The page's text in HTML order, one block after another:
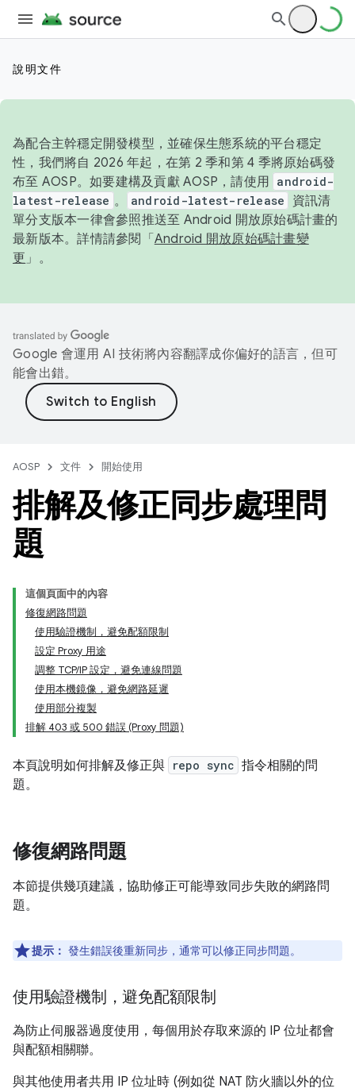
說明文件
為配合主幹穩定開發模型，並確保生態系統的平台穩定
性，我們將自 2026 年起，在第 2 季和第 4 季將原始碼發
布至 AOSP。如要建構及貢獻 AOSP，請使用 android-
latest-release 。 android-latest-release
資訊清
單分支版本一律會參照推送至 Android 開放原始碼計畫的
最新版本。詳情請參閱「 Android 開放原始碼計畫變
更 」。
Google 會運用 AI 技術將內容翻譯成你偏好的語言，但可
能會出錯。
AOSP 文件 開始使用
排解及修正同步處理問
題
這個頁面中的內容
修復網路問題
使用驗證機制，避免配額限制
設定 Proxy 用途
調整 TCP/IP 設定，避免連線問題
使用本機鏡像，避免網路延遲
使用部分複製
排解 403 或 500 錯誤 (Proxy 問題)
本頁說明如何排解及修正與 repo sync 指令相關的問
題。
修復網路問題
本節提供幾項建議，協助修正可能導致同步失敗的網路問
題。
提示： 發生錯誤後重新同步，通常可以修正同步問題。
使用驗證機制，避免配額限制
為防止伺服器過度使用，每個用於存取來源的 IP 位址都會
與配額相關聯。
與其他使用者共用 IP 位址時 (例如從 NAT 防火牆以外的位